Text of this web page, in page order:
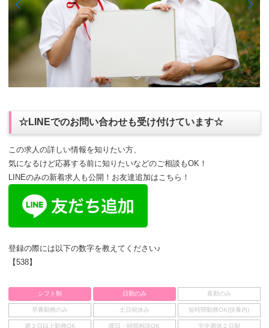
☆LINEでのお問い合わせも受け付けています☆
この求人の詳しい情報を知りたい方、
気になるけど応募する前に知りたいなどのご相談もOK！
LINEのみの新着求人も公開！お友達追加はこちら！
登録の際には以下の数字を教えてください♪
【538】
シフト制 日勤のみ 夜勤のみ
早番勤務のみ 土日祝休み 短時間勤務OK(扶養内)
週３日以上勤務OK 曜日・時間相談OK 完全週休２日制